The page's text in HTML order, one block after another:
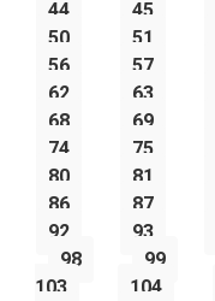
44
45
50
51
56
57
62
63
68
69
74
75
80
81
86
87
92
93
98
99
103
104